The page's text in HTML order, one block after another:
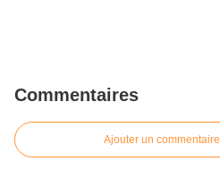
Commentaires
Ajouter un commentaire